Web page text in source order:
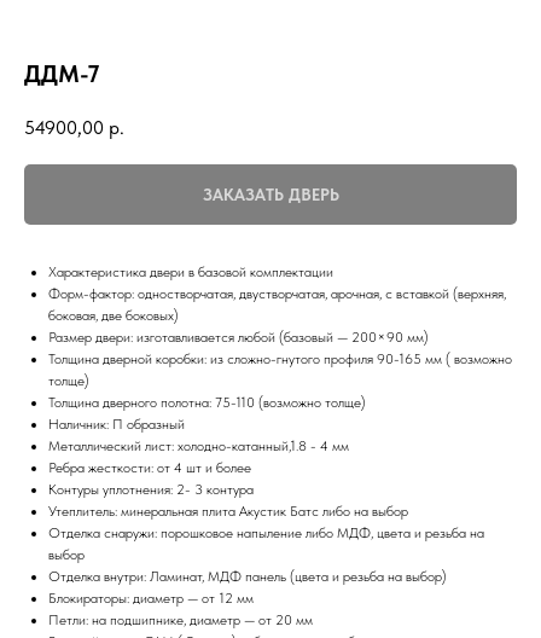
ДДМ-7
54900,00 р.
ЗАКАЗАТЬ ДВЕРЬ
Характеристика двери в базовой комплектации
Форм-фактор: одностворчатая, двустворчатая, арочная, с вставкой (верхняя,
боковая, две боковых)
Размер двери: изготавливается любой (базовый — 200×90 мм)
Толщина дверной коробки: из сложно-гнутого профиля 90-165 мм ( возможно
толще)
Толщина дверного полотна: 75-110 (возможно толще)
Наличник: П образный
Металлический лист: холодно-катанный,1.8 - 4 мм
Ребра жесткости: от 4 шт и более
Контуры уплотнения: 2- 3 контура
Утеплитель: минеральная плита Акустик Батс либо на выбор
Отделка снаружи: порошковое напыление либо МДФ, цвета и резьба на
выбор
Отделка внутри: Ламинат, МДФ панель (цвета и резьба на выбор)
Блокираторы: диаметр — от 12 мм
Петли: на подшипнике, диаметр — от 20 мм